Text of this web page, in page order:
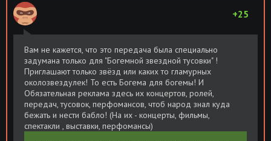
Шоу Воли [04x01] [Эфир от 08.02]
(2026) HDTV 1080р от Files-x
GB
Шоу Воли [03x50] [Эфир от 01.02.2026]
(2025) HDTV 1080р от Files-x
Размер: 2.87
GB
Шоу Воли [03x49] [Эфир от 25.01.2026]
(2025) HDTV 1080р от Files-x
Размер: 3.14
GB
Скачать
+25
Вам не кажется, что это передача была специально
задумана только для "Богемной звездной тусовки" !
Приглашают только звёзд или каких то гламурных
околозвездулек! То есть Богема для богемы! И
Обязательная реклама здесь их концертов, ролей,
передач, тусовок, перфомансов, чтоб народ знал куда
бежать и нести бабло! (На их - концерты, фильмы,
спектакли , выставки, перфомансы)